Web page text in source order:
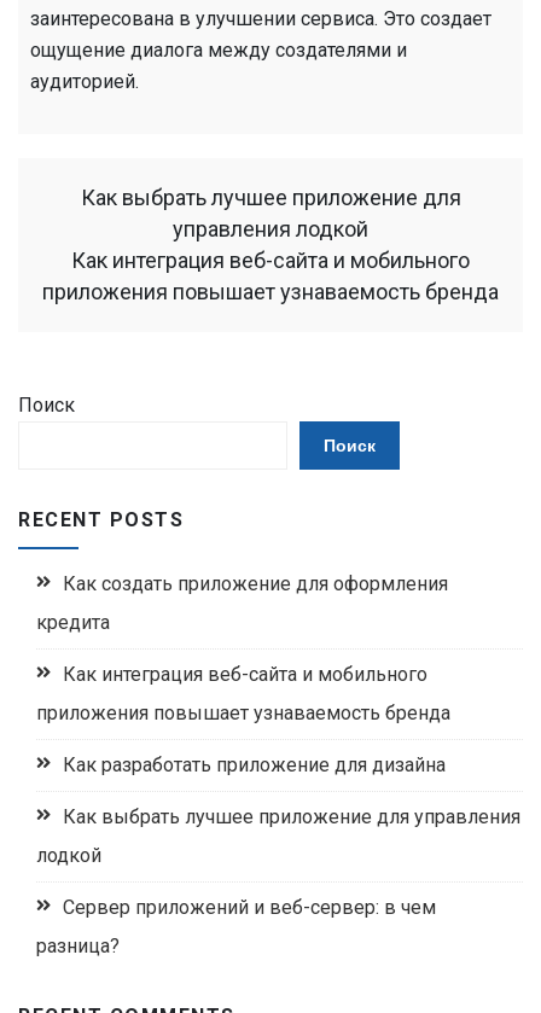
заинтересована в улучшении сервиса. Это создает
ощущение диалога между создателями и
аудиторией.
Как выбрать лучшее приложение для
управления лодкой
Как интеграция веб-сайта и мобильного
приложения повышает узнаваемость бренда
Поиск
Поиск
RECENT POSTS
Как создать приложение для оформления
кредита
Как интеграция веб-сайта и мобильного
приложения повышает узнаваемость бренда
Как разработать приложение для дизайна
Как выбрать лучшее приложение для управления
лодкой
Сервер приложений и веб-сервер: в чем
разница?